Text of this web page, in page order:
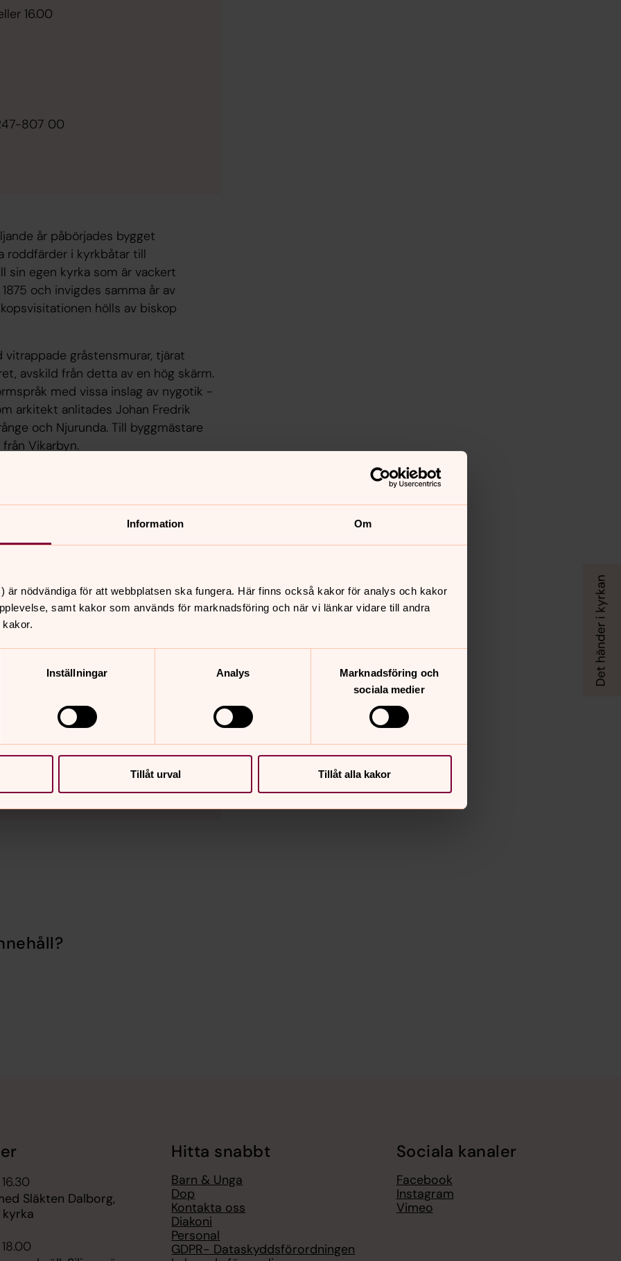
Information Om
är nödvändiga för att webbplatsen ska fungera. Här finns också kakor för analys och kakor
samt kakor som används för marknadsföring och när vi länkar vidare till andra
Inställningar Analys
Marknadsföring och
sociala medier
Tillåt urval Tillåt alla kakor
16.00
807 00
år påbörjades bygget
roddfärder i kyrkbåtar till
sin egen kyrka som är vackert
och invigdes samma år av
hölls av biskop
gråstensmurar, tjärat
avskild från detta av en hög skärm.
med vissa inslag av nygotik -
arkitekt anlitades Johan Fredrik
och Njurunda. Till byggmästare
Vikarbyn.
16.00
807 00
Släkten Dalborg,
kyrka
Hitta snabbt
Barn & Unga
Dop
Kontakta oss
Diakoni
Personal
GDPR- Dataskyddsförordningen
Sociala kanaler
Facebook
Instagram
Vimeo